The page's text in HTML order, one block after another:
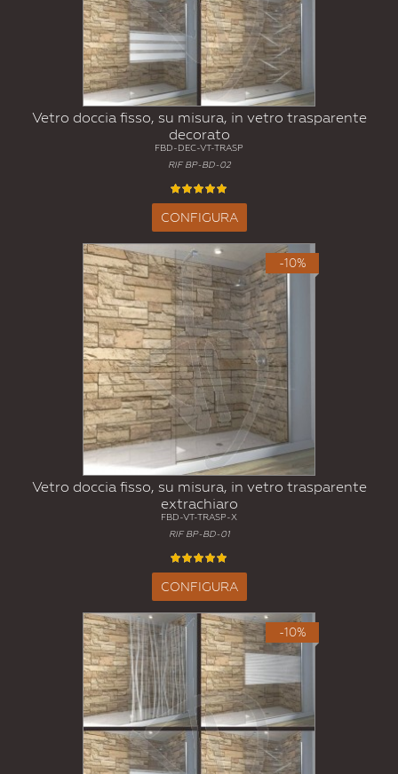
Vetro doccia fisso, su misura, in vetro trasparente
decorato
FBD-DEC-VT-TRASP
RIF BP-BD-02
CONFIGURA
-10%
Vetro doccia fisso, su misura, in vetro trasparente
extrachiaro
FBD-VT-TRASP-X
RIF BP-BD-01
CONFIGURA
-10%